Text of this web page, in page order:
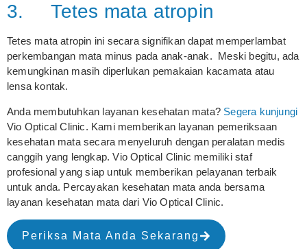
3. Tetes mata atropin
Tetes mata atropin ini secara signifikan dapat memperlambat
perkembangan mata minus pada anak-anak. Meski begitu, ada
kemungkinan masih diperlukan pemakaian kacamata atau
lensa kontak.
Anda membutuhkan layanan kesehatan mata? Segera kunjungi
Vio Optical Clinic. Kami memberikan layanan pemeriksaan
kesehatan mata secara menyeluruh dengan peralatan medis
canggih yang lengkap. Vio Optical Clinic memiliki staf
profesional yang siap untuk memberikan pelayanan terbaik
untuk anda. Percayakan kesehatan mata anda bersama
layanan kesehatan mata dari Vio Optical Clinic.
Periksa Mata Anda Sekarang